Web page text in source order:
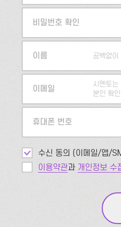
비밀번호 확인
이름 공백없이
이메일
시멘토
본인 확
휴대폰 번호
수신 동의 (이메일/앱/
이용약관과 개인정보 수